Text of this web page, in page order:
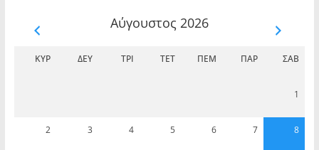
Αύγουστος 2026
ΚΥΡ ΔΕΥ ΤΡΊ ΤΕΤ ΠΈΜ ΠΑΡ ΣΆΒ
1
2 3 4 5 6 7 8